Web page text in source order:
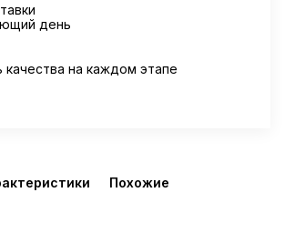
день
качества на каждом этапе
Похожие